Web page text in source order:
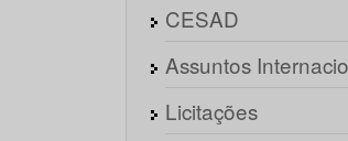
CESAD
Assuntos
Licitações